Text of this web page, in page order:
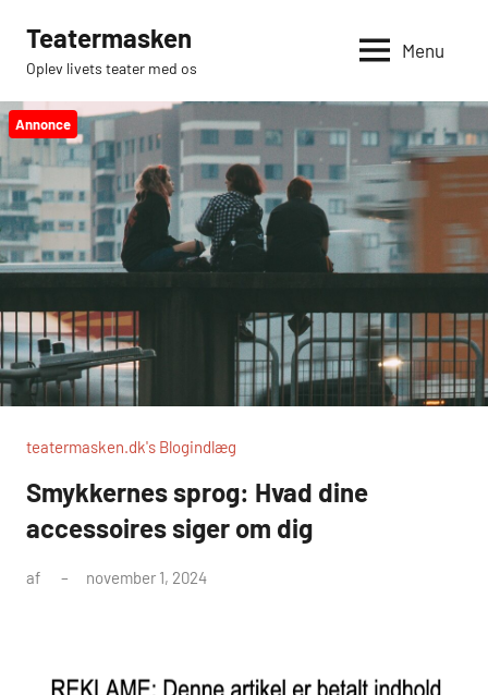
indhold
Teatermasken
Oplev livets teater med os
Menu
Annonce
teatermasken.dk's Blogindlæg
Smykkernes sprog: Hvad dine
accessoires siger om dig
af november 1, 2024